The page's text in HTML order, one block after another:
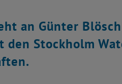
an Günter
Stockholm